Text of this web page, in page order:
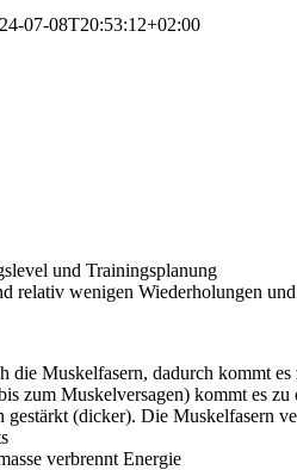
07-08T20:53:12+02:00
und Trainingsplanung
relativ wenigen Wiederholungen
Muskelfasern, dadurch kommt
zum Muskelversagen) kommt es
(dicker). Die Muskelfasern
verbrennt Energie